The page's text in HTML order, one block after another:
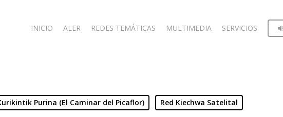
INICIO ALER REDES TEMÁTICAS MULTIMEDIA SERVICIOS
Purina (El Caminar del Picaflor) Red Kiechwa Satelital